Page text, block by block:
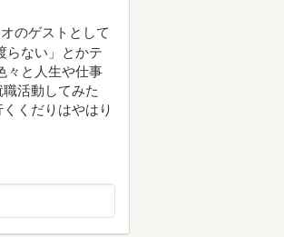
のゲストとして
らない」とかテ
々と人生や仕事
活動してみた
くだりはやはり